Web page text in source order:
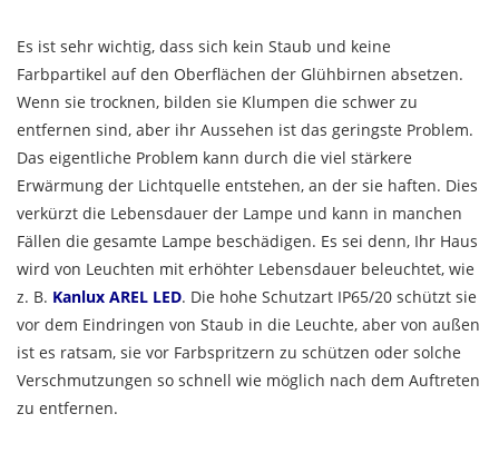
Es ist sehr wichtig, dass sich kein Staub und keine
Farbpartikel auf den Oberflächen der Glühbirnen absetzen.
Wenn sie trocknen, bilden sie Klumpen die schwer zu
entfernen sind, aber ihr Aussehen ist das geringste Problem.
Das eigentliche Problem kann durch die viel stärkere
Erwärmung der Lichtquelle entstehen, an der sie haften. Dies
verkürzt die Lebensdauer der Lampe und kann in manchen
Fällen die gesamte Lampe beschädigen. Es sei denn, Ihr Haus
wird von Leuchten mit erhöhter Lebensdauer beleuchtet, wie
z. B. Kanlux AREL LED. Die hohe Schutzart IP65/20 schützt sie
vor dem Eindringen von Staub in die Leuchte, aber von außen
ist es ratsam, sie vor Farbspritzern zu schützen oder solche
Verschmutzungen so schnell wie möglich nach dem Auftreten
zu entfernen.